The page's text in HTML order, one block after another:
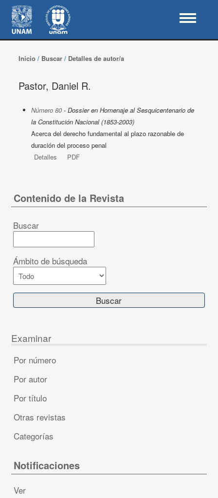
Inicio/ Buscar/ Detalles de autor/a
Pastor, Daniel R.
Número 80- Dossier en Homenaje al Sesquicentenario de
la Constitución Nacional (1853-2003)
Acerca del derecho fundamental al plazo razonable de
duración del proceso penal
Detalles
PDF
Contenido de la Revista
Buscar
Ámbito de búsqueda
Examinar
Por número
Por autor
Por título
Otras revistas
Categorías
Notificaciones
Ver